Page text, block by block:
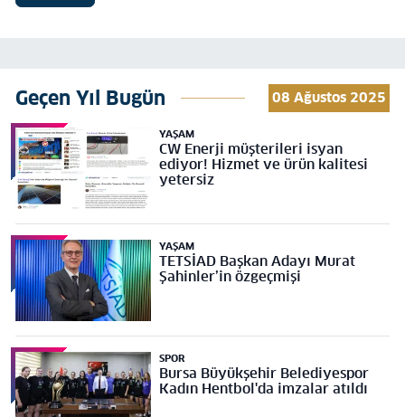
Geçen Yıl Bugün 08 Ağustos 2025
YAŞAM
CW Enerji müşterileri isyan
ediyor! Hizmet ve ürün kalitesi
yetersiz
YAŞAM
TETSİAD Başkan Adayı Murat
Şahinler’in özgeçmişi
SPOR
Bursa Büyükşehir Belediyespor
Kadın Hentbol'da imzalar atıldı